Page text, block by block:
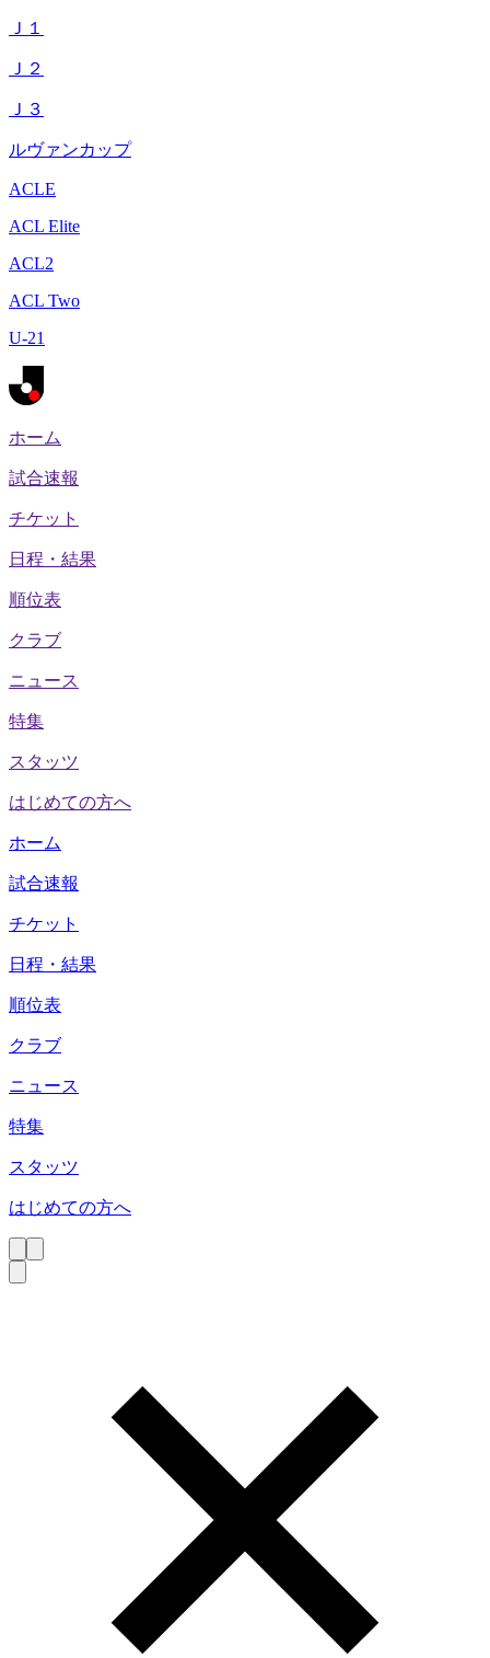
Ｊ１
Ｊ２
Ｊ３
ルヴァンカップ
ACLE
ACL Elite
ACL2
ACL Two
U-21
ホーム
試合速報
チケット
日程・結果
順位表
クラブ
ニュース
特集
スタッツ
はじめての方へ
ホーム
試合速報
チケット
日程・結果
順位表
クラブ
ニュース
特集
スタッツ
はじめての方へ